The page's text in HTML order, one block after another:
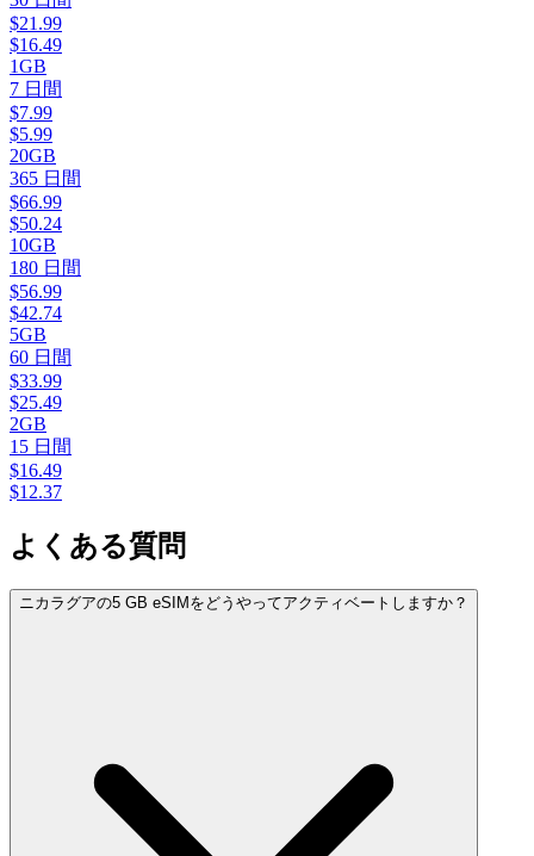
$21.99
$16.49
1GB
7 日間
$7.99
$5.99
20GB
365 日間
$66.99
$50.24
10GB
180 日間
$56.99
$42.74
5GB
60 日間
$33.99
$25.49
2GB
15 日間
$16.49
$12.37
よくある質問
ニカラグアの5 GB eSIMをどうやってアクティベートしますか？